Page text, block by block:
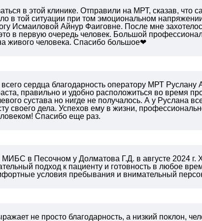
в этой клинике. Отправили на МРТ, сказав,
в той ситуации при том эмоциональном
Исмаиловой Айнур Фаиговне. После мне
в первую очередь человек. Большой
живого человека. Спасибо большое❤
сердца благодарность оператору МРТ
правильно и удобно расположиться во время
сустава но нигде не получалось. А у Руслана
своего дела. Успехов ему в жизни,
Спасибо еще раз.
в Песочном у Долматова Г.Д. в августе 2024 г.
подход к пациенту и готовность в любое
условия пребывания и внимательный
не просто благодарность, а низкий поклон,